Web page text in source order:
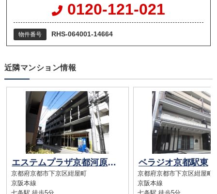
0120-121-021
物件番号 RHS-064001-14664
近隣マンション情報
エステムプラザ京都河原町通
京都府京都市下京区紺屋町
京阪本線
ベラジオ京都駅東
京都府京都市下京区紺屋町
京阪本線